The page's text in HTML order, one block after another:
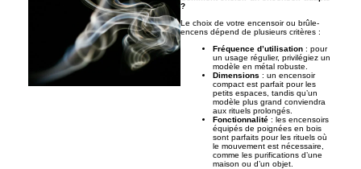
?
Le choix de votre encensoir ou brûle-
encens dépend de plusieurs critères :
Fréquence d’utilisation : pour
un usage régulier, privilégiez un
modèle en métal robuste.
Dimensions : un encensoir
compact est parfait pour les
petits espaces, tandis qu’un
modèle plus grand conviendra
aux rituels prolongés.
Fonctionnalité : les encensoirs
équipés de poignées en bois
sont parfaits pour les rituels où
le mouvement est nécessaire,
comme les purifications d’une
maison ou d’un objet.